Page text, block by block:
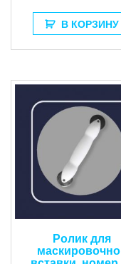
В КОРЗИНУ
Ролик для